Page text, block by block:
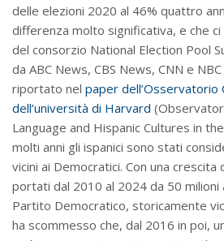
delle elezioni 2020 al 46% quattro
differenza molto significativa, e che
del consorzio National Election Pool
da ABC News, CBS News, CNN e
riportato nel paper dell’Osservatorio
dell’università di Harvard
Language and Hispanic Cultures in
molti anni gli ispanici sono stati
vicini ai Democratici. Con una crescita
portati dal 2010 al 2024 da 50 milioni
Partito Democratico, storicamente
ha scommesso che, dal 2016 in poi,